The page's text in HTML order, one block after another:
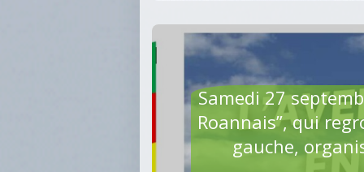
Samedi 27
Roannais”, qui
gauche,